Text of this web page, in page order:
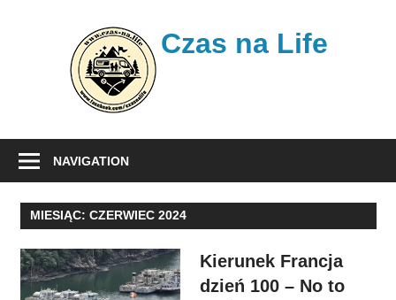
Czas na Life
to
dziennik
podróży,
w
którym
opisujemy
NAVIGATION
MIESIĄC: CZERWIEC 2024
Kierunek Francja
dzień 100 – No to